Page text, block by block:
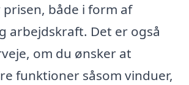
både i form af
arbejdskraft. Det er også
om du ønsker at
funktioner såsom vinduer,